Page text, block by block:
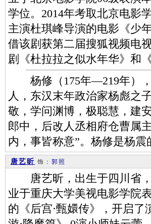
学位。2014年考取北京电影
主演杜琪峰导演的电影《少
借该剧获第二届搜狐视频电
剧《杜拉拉之似水年华》
杨修（175年—219年），
人，东汉末年政治家杨彪之
敬，学问渊博，极聪慧，建
郎中，后改人丞相府仓曹属
内，事皆称意”。杨修是杨
唐艺昕 饰： 郭照
唐艺昕，出生于四川省，
业于重庆大学美视电影学院
的《后宫·甄嬛传》，开启